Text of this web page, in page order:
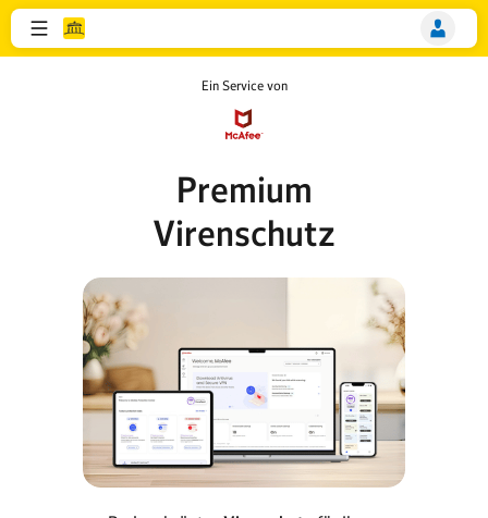
Ein Service von
Premium
Virenschutz